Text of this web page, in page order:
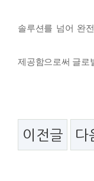
솔루션를 넘어 완
제공함으로써 글로
이전글 다